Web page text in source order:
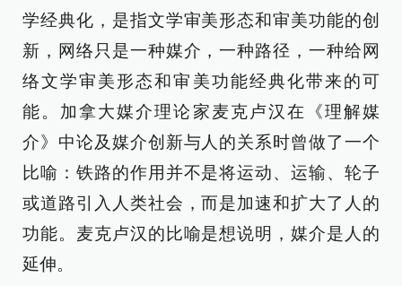
学经典化，是指文学审美形态和审美功能的创
新，网络只是一种媒介，一种路径，一种给网
络文学审美形态和审美功能经典化带来的可
能。加拿大媒介理论家麦克卢汉在《理解媒
介》中论及媒介创新与人的关系时曾做了一个
比喻：铁路的作用并不是将运动、运输、轮子
或道路引入人类社会，而是加速和扩大了人的
功能。麦克卢汉的比喻是想说明，媒介是人的
延伸。